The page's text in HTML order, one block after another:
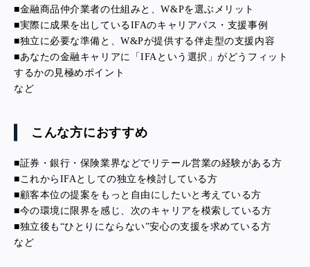
■金融商品仲介業者の仕組みと、W&Pを選ぶメリット
■実際に成果を出しているIFAのキャリアパス・支援事例
■独立に必要な準備と、W&Pが提供する伴走型の支援内容
■あなたの金融キャリアに「IFAという選択」がどうフィット
するかの見極めポイント
など
こんな方におすすめ
■証券・銀行・保険業界などでリテール営業の経験がある方
■ これからIFAとしての独立を検討している方
■顧客本位の提案をもっと自由にしたいと考えている方
■今の環境に限界を感じ、次のキャリアを模索している方
■独立後も“ひとりにならない”安心の支援を求めている方
など